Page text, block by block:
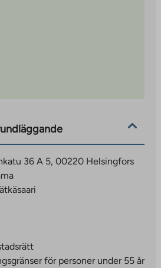
36 A 5, 00220 Helsingfors
för personer under 55 år